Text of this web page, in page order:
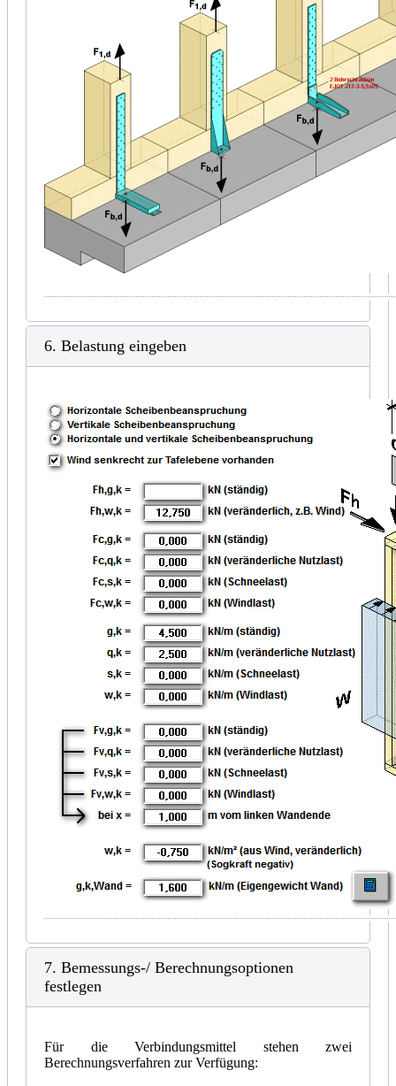
6. Belastung eingeben
7. Bemessungs-/ Berechnungsoptionen
festlegen
Für die Verbindungsmittel stehen zwei
Berechnungsverfahren zur Verfügung: